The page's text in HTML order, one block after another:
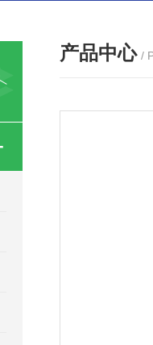
产品中心 /